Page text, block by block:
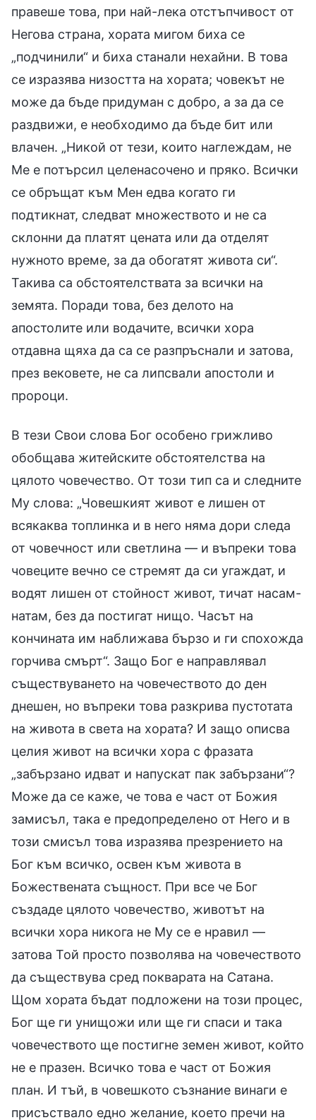
правеше това, при най-лека отстъпчивост от
Негова страна, хората мигом биха се
„подчинили“ и биха станали нехайни. В това
се изразява низостта на хората; човекът не
може да бъде придуман с добро, а за да се
раздвижи, е необходимо да бъде бит или
влачен. „Никой от тези, които наглеждам, не
Ме е потърсил целенасочено и пряко. Всички
се обръщат към Мен едва когато ги
подтикнат, следват множеството и не са
склонни да платят цената или да отделят
нужното време, за да обогатят живота си“.
Такива са обстоятелствата за всички на
земята. Поради това, без делото на
апостолите или водачите, всички хора
отдавна щяха да са се разпръснали и затова,
през вековете, не са липсвали апостоли и
пророци.
В тези Свои слова Бог особено грижливо
обобщава житейските обстоятелства на
цялото човечество. От този тип са и следните
Му слова: „Човешкият живот е лишен от
всякаква топлинка и в него няма дори следа
от човечност или светлина — и въпреки това
човеците вечно се стремят да си угаждат, и
водят лишен от стойност живот, тичат насам-
натам, без да постигат нищо. Часът на
кончината им наближава бързо и ги спохожда
горчива смърт“. Защо Бог е направлявал
съществуването на човечеството до ден
днешен, но въпреки това разкрива пустотата
на живота в света на хората? И защо описва
целия живот на всички хора с фразата
„забързано идват и напускат пак забързани“?
Може да се каже, че това е част от Божия
замисъл, така е предопределено от Него и в
този смисъл това изразява презрението на
Бог към всичко, освен към живота в
Божествената същност. При все че Бог
създаде цялото човечество, животът на
всички хора никога не Му се е нравил —
затова Той просто позволява на човечеството
да съществува сред покварата на Сатана.
Щом хората бъдат подложени на този процес,
Бог ще ги унищожи или ще ги спаси и така
човечеството ще постигне земен живот, който
не е празен. Всичко това е част от Божия
план. И тъй, в човешкото съзнание винаги е
присъствало едно желание, което пречи на